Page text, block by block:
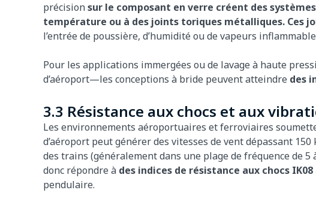
précisionsur le composant en verre créent des
température ou à des joints toriques métalliques. Ces
l’entrée de poussière, d’humidité ou de vapeurs
Pour les applications immergées ou de lavage à haute
d’aéroport—les conceptions à bride peuvent atteindre des
3.3 Résistance aux chocs et aux
Les environnements aéroportuaires et ferroviaires
d’aéroport peut générer des vitesses de vent dépassant
des trains (généralement dans une plage de fréquence de
donc répondre à des indices de résistance aux chocs IK08
pendulaire.